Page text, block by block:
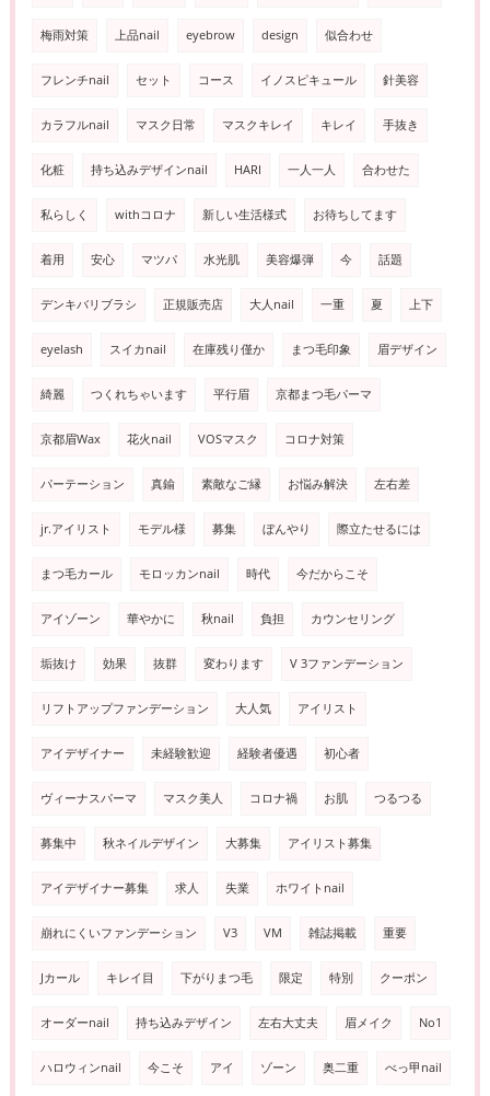
梅雨対策 上品nail eyebrow design 似合わせ
フレンチnail セット コース イノスピキュール 針美容
カラフルnail マスク日常 マスクキレイ キレイ 手抜き
化粧 持ち込みデザインnail HARI 一人一人 合わせた
私らしく withコロナ 新しい生活様式 お待ちしてます
着用 安心 マツパ 水光肌 美容爆弾 今 話題
デンキバリブラシ 正規販売店 大人nail 一重 夏 上下
eyelash スイカnail 在庫残り僅か まつ毛印象 眉デザイン
綺麗 つくれちゃいます 平行眉 京都まつ毛パーマ
京都眉Wax 花火nail VOSマスク コロナ対策
パーテーション 真鍮 素敵なご縁 お悩み解決 左右差
jr.アイリスト モデル様 募集 ぼんやり 際立たせるには
まつ毛カール モロッカンnail 時代 今だからこそ
アイゾーン 華やかに 秋nail 負担 カウンセリング
垢抜け 効果 抜群 変わります V 3ファンデーション
リフトアップファンデーション 大人気 アイリスト
アイデザイナー 未経験歓迎 経験者優遇 初心者
ヴィーナスパーマ マスク美人 コロナ禍 お肌 つるつる
募集中 秋ネイルデザイン 大募集 アイリスト募集
アイデザイナー募集 求人 失業 ホワイトnail
崩れにくいファンデーション V3 VM 雑誌掲載 重要
Jカール キレイ目 下がりまつ毛 限定 特別 クーポン
オーダーnail 持ち込みデザイン 左右大丈夫 眉メイク No1
ハロウィンnail 今こそ アイ ゾーン 奥二重 べっ甲nail